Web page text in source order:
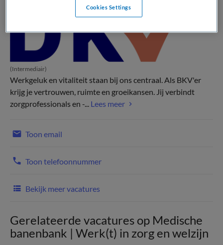
(Intermediair)
Werkgeluk en vitaliteit staan bij ons centraal. Als BKV'er
krijg je vertrouwen, ruimte en groeikansen. Jij verbindt
zorgprofessionals en -... Lees meer
Toon email
Toon telefoonnummer
Bekijk meer vacatures
Gerelateerde vacatures op Medische
banenbank | Werk(t) in zorg en welzijn
Cookies Settings